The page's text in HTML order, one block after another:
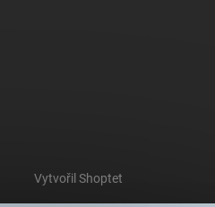
Vytvořil Shoptet